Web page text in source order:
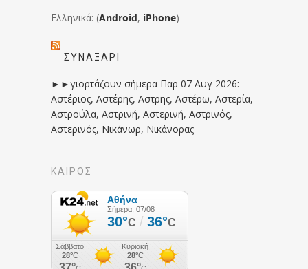
Ελληνικά: (Android, iPhone)
ΣΥΝΑΞΆΡΙ
►►γιορτάζουν σήμερα Παρ 07 Αυγ 2026:
Αστέριος, Αστέρης, Αστρης, Αστέρω, Αστερία,
Αστρούλα, Αστρινή, Αστερινή, Αστρινός,
Αστερινός, Νικάνωρ, Νικάνορας
ΚΑΙΡΟΣ